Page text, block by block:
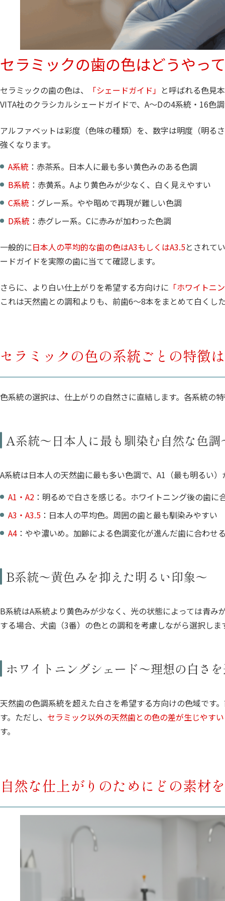
セラミックの歯の色はどうやっ
セラミックの歯の色は、 「シェードガイド」 と呼ばれる色見
VITA社のクラシカルシェードガイドで、A〜Dの4系統・16色
アルファベットは彩度（色味の種類）を、数字は明度（明る
強くなります。
A系統 ：赤茶系。日本人に最も多い黄色みのある色調
B系統 ：赤黄系。Aより黄色みが少なく、白く見えやすい
C系統 ：グレー系。やや暗めで再現が難しい色調
D系統 ：赤グレー系。Cに赤みが加わった色調
一般的に日本人の平均的な歯の色はA3もしくはA3.5とされて
ードガイドを実際の歯に当てて確認します。
さらに、より白い仕上がりを希望する方向けに 「ホワイトニ
これは天然歯との調和よりも、前歯6〜8本をまとめて白くし
セラミックの色の系統ごとの特徴
色系統の選択は、仕上がりの自然さに直結します。各系統の
A系統〜日本人に最も馴染む自然な色調
A系統は日本人の天然歯に最も多い色調で、A1（最も明るい
A1・A2 ：明るめで白さを感じる。ホワイトニング後の歯に
A3・A3.5 ：日本人の平均色。周囲の歯と最も馴染みやすい
A4 ：やや濃いめ。加齢による色調変化が進んだ歯に合わせ
B系統〜黄色みを抑えた明るい印象〜
B系統はA系統より黄色みが少なく、光の状態によっては青
する場合、犬歯（3番）の色との調和を考慮しながら選択しま
ホワイトニングシェード〜理想の白さ
天然歯の色調系統を超えた白さを希望する方向けの色域です
す。ただし、 セラミック以外の天然歯との色の差が生じやすい
す。
自然な仕上がりのためにどの素材